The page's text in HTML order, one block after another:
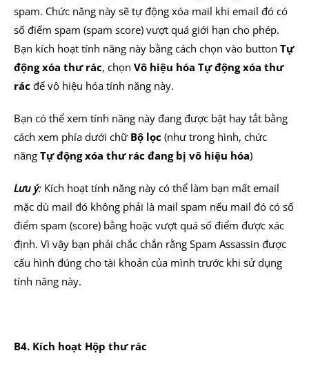
spam. Chức năng này sẽ tự động xóa mail khi email đó có
số điểm spam (spam score) vượt quá giới hạn cho phép.
Bạn kích hoạt tính năng này bằng cách chọn vào button Tự
động xóa thư rác, chọn Vô hiệu hóa Tự động xóa thư
rác để vô hiệu hóa tính năng này.
Bạn có thể xem tính năng này đang được bật hay tắt bằng
cách xem phía dưới chữ Bộ lọc (như trong hình, chức
năng Tự động xóa thư rác đang bị vô hiệu hóa)
Lưu ý: Kích hoạt tính năng này có thể làm bạn mất email
mặc dù mail đó không phải là mail spam nếu mail đó có số
điểm spam (score) bằng hoặc vượt quá số điểm được xác
định. Vì vậy bạn phải chắc chắn rằng Spam Assassin được
cấu hình đúng cho tài khoản của mình trước khi sử dụng
tính năng này.
B4. Kích hoạt Hộp thư rác